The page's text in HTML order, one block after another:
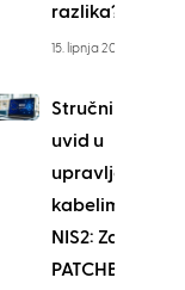
razlika?
15. lipnja 2022
Stručni
uvid u
upravljanje
kabelima i
NIS2: Zašto
PATCHBOX